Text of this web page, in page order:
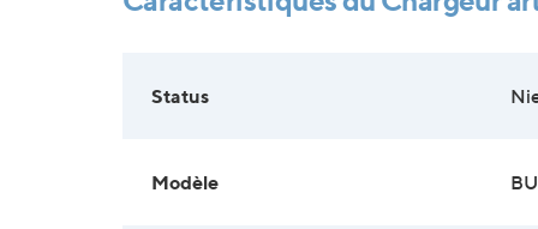
Status
Modèle